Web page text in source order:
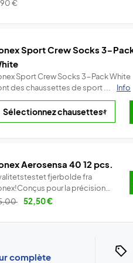
€
Sport Crew Socks 3-
Sport Crew Socks 3-Pack White
des chaussettes de sport ...
Info
Aerosensa 40 12 pcs.
fjerbolde fra
pour la précision
Info 52,50€
complète